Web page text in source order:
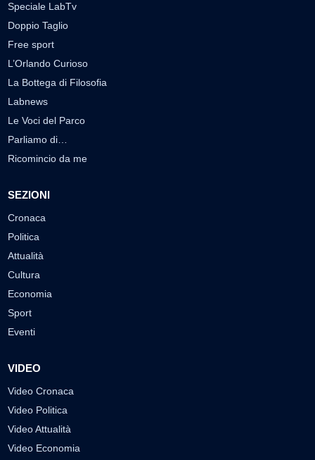
Speciale LabTv
Doppio Taglio
Free sport
L’Orlando Curioso
La Bottega di Filosofia
Labnews
Le Voci del Parco
Parliamo di…
Ricomincio da me
SEZIONI
Cronaca
Politica
Attualità
Cultura
Economia
Sport
Eventi
VIDEO
Video Cronaca
Video Politica
Video Attualità
Video Economia